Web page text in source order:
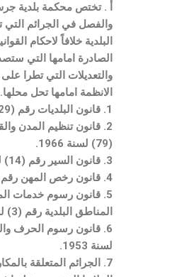
أ . تختص محكمة بلدية
والفصل في الجرائم
البلدية خلافاً لاحكام
الصادرة امامها التي
والتعديلات التي تطرا على
الانظمة امامها تحل محلها.
1. قانون البلديات رقم (29) لسنة 1955.
2. قانون تنظيم المدن
(79) لسنة 1966.
3. قانون السير رقم (14) لسنة 1984.
4. قانون رخص المهن رقم (2) لسنة 1979.
5. قانون رسوم خدمات
المناطق البلدية رقم (3) لسنة 1973.
لسنة 1953.
7. الجرائم المتعلقة